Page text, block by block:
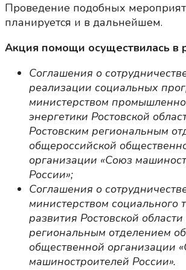
Проведение подобных
планируется и в дальнейшем.
Акция помощи осуществилась в
Соглашения о
реализации социальных
министерством
энергетики Ростовской
Ростовским региональным
общероссийской
организации «Союз
России»;
Соглашения о
министерством социального
развития Ростовской
региональным отделением
общественной организации
машиностроителей России».